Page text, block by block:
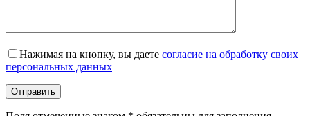
Нажимая на кнопку, вы даете согласие на обработку своих
персональных данных